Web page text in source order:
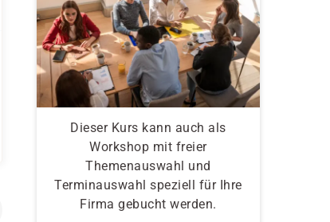
Dieser Kurs kann auch als
Workshop mit freier
Themenauswahl und
Terminauswahl speziell für Ihre
Firma gebucht werden.